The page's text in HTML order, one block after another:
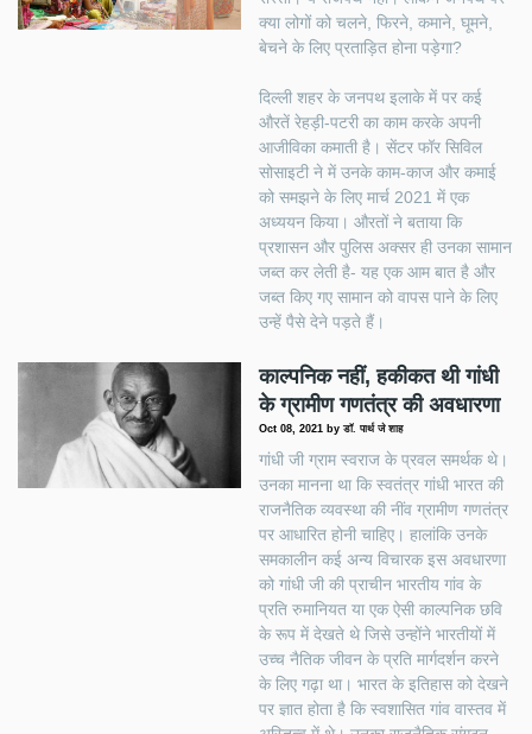
क्या लोगों को चलने, फिरने, कमाने, घूमने,
बेचने के लिए प्रताड़ित होना पड़ेगा?
दिल्ली शहर के जनपथ इलाके में पर कई
औरतें रेहड़ी-पटरी का काम करके अपनी
आजीविका कमाती है। सेंटर फॉर सिविल
सोसाइटी ने में उनके काम-काज और कमाई
को समझने के लिए मार्च 2021 में एक
अध्ययन किया। औरतों ने बताया कि
प्रशासन और पुलिस अक्सर ही उनका सामान
जब्त कर लेती है- यह एक आम बात है और
जब्त किए गए सामान को वापस पाने के लिए
उन्हें पैसे देने पड़ते हैं।
काल्पनिक नहीं, हकीकत थी गांधी
के ग्रामीण गणतंत्र की अवधारणा
Oct 08, 2021 byडॉ. पार्थ जे शाह
गांधी जी ग्राम स्वराज के प्रवल समर्थक थे।
उनका मानना था कि स्वतंत्र गांधी भारत की
राजनैतिक व्यवस्था की नींव ग्रामीण गणतंत्र
पर आधारित होनी चाहिए। हालांकि उनके
समकालीन कई अन्य विचारक इस अवधारणा
को गांधी जी की प्राचीन भारतीय गांव के
प्रति रुमानियत या एक ऐसी काल्पनिक छवि
के रूप में देखते थे जिसे उन्होंने भारतीयों में
उच्च नैतिक जीवन के प्रति मार्गदर्शन करने
के लिए गढ़ा था। भारत के इतिहास को देखने
पर ज्ञात होता है कि स्वशासित गांव वास्तव में